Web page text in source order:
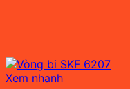
Xem nhanh